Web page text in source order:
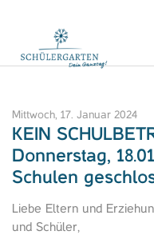
Mittwoch, 17. Januar 2024
KEIN
Donnerstag,
Schulen
Liebe Eltern und
und Schüler,